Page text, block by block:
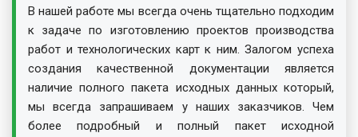
В нашей работе мы всегда очень тщательно подходим
к задаче по изготовлению проектов производства
работ и технологических карт к ним. Залогом успеха
создания качественной документации является
наличие полного пакета исходных данных который,
мы всегда запрашиваем у наших заказчиков. Чем
более подробный и полный пакет исходной